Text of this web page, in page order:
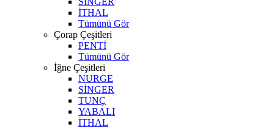
İTHAL
Tümünü Gör
Çorap Çeşitleri
PENTİ
Tümünü Gör
İğne Çeşitleri
NURGE
SİNGER
TUNÇ
YABALI
İTHAL